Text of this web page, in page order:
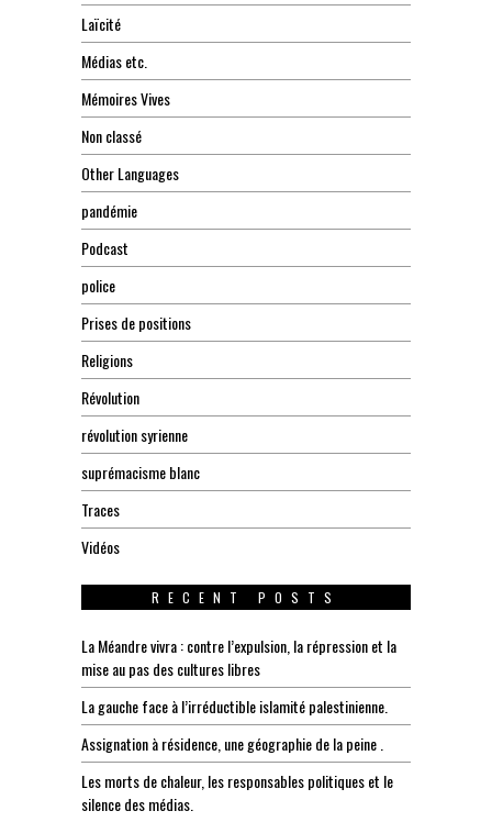
Laïcité
Médias etc.
Mémoires Vives
Non classé
Other Languages
pandémie
Podcast
police
Prises de positions
Religions
Révolution
révolution syrienne
suprémacisme blanc
Traces
Vidéos
RECENT POSTS
La Méandre vivra : contre l’expulsion, la répression et la
mise au pas des cultures libres
La gauche face à l’irréductible islamité palestinienne.
Assignation à résidence, une géographie de la peine .
Les morts de chaleur, les responsables politiques et le
silence des médias.